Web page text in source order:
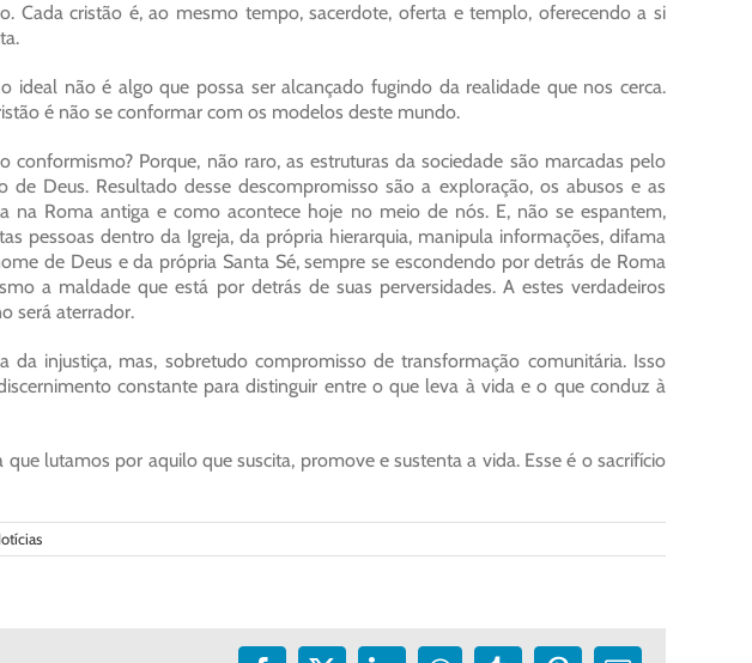
Cada cristão é, ao mesmo tempo, sacerdote, oferta e templo, oferecendo a si
ideal não é algo que possa ser alcançado fugindo da realidade que nos cerca.
é não se conformar com os modelos deste mundo.
conformismo? Porque, não raro, as estruturas da sociedade são marcadas pelo
Deus. Resultado desse descompromisso são a exploração, os abusos e as
na Roma antiga e como acontece hoje no meio de nós. E, não se espantem,
pessoas dentro da Igreja, da própria hierarquia, manipula informações, difama
de Deus e da própria Santa Sé, sempre se escondendo por detrás de Roma
a maldade que está por detrás de suas perversidades. A estes verdadeiros
será aterrador.
injustiça, mas, sobretudo compromisso de transformação comunitária. Isso
constante para distinguir entre o que leva à vida e o que conduz à
lutamos por aquilo que suscita, promove e sustenta a vida. Esse é o sacrifício